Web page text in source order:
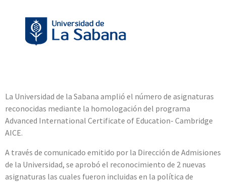
La Universidad de la Sabana amplió el número de asignaturas
reconocidas mediante la homologación del programa
Advanced International Certificate of Education- Cambridge
AICE.
A través de comunicado emitido por la Dirección de Admisiones
de la Universidad, se aprobó el reconocimiento de 2 nuevas
asignaturas las cuales fueron incluidas en la política de